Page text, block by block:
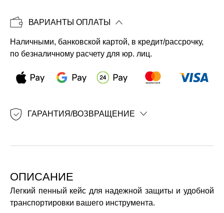
ВАРИАНТЫ ОПЛАТЫ
Наличными, банковской картой, в кредит/рассрочку,
по безналичному расчету для юр. лиц.
ГАРАНТИЯ/ВОЗВРАЩЕНИЕ
ОПИСАНИЕ
Легкий пенный кейс для надежной защиты и удобной
транспортировки вашего инструмента.